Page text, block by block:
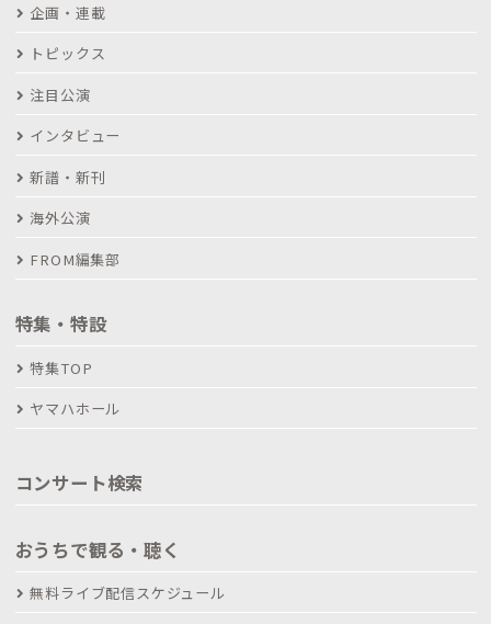
企画・連載
トピックス
注目公演
インタビュー
新譜・新刊
海外公演
FROM編集部
特集・特設
特集TOP
ヤマハホール
コンサート検索
おうちで観る・聴く
無料ライブ配信スケジュール